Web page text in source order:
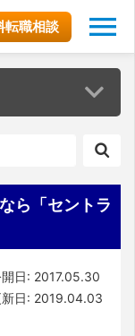
転職相談
ら「セントラ
日: 2017.05.30
日: 2019.04.03